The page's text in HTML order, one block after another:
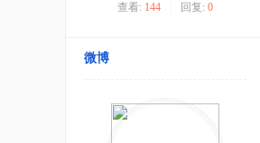
查看: 144 回复: 0
微博